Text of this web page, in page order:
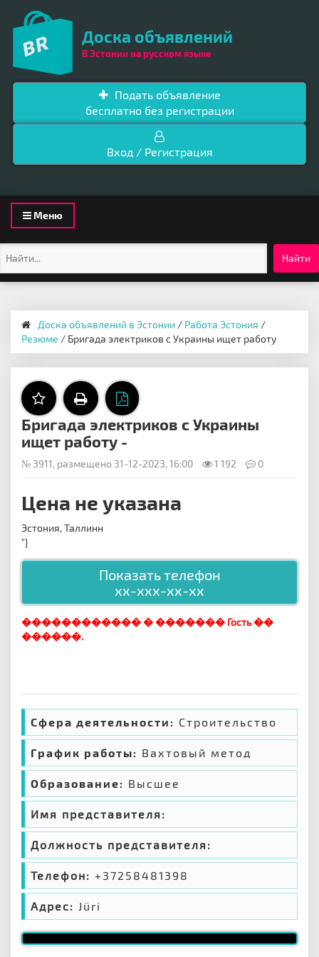
Доска объявлений
В Эстонии на русском языке
Подать объявление
бесплатно без регистрации
Вход / Регистрация
Toggle
navigation
Меню
Найти
Доска объявлений в Эстонии / Работа Эстония /
Резюме / Бригада электриков с Украины ищет работу
Бригада электриков с Украины
ищет работу -
№ 3911, размещено 31-12-2023, 16:00 1 192 0
Цена не указана
Эстония, Таллинн
"}
Показать телефон
xx-xxx-xx-xx
������������ � ������� Гость ��
������.
Сфера деятельности: Строительство
График работы: Вахтовый метод
Образование: Высшее
Имя представителя:
Должность представителя:
Телефон: +37258481398
Адрес: Jüri